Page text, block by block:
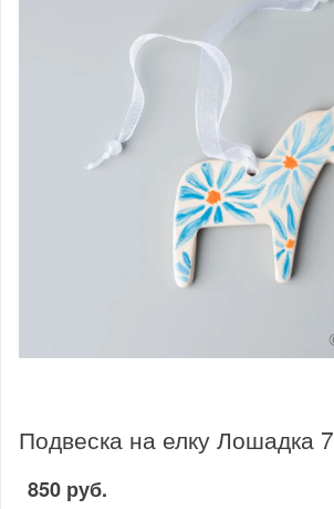
Подвеска на елку Лошадка 7
850 руб.